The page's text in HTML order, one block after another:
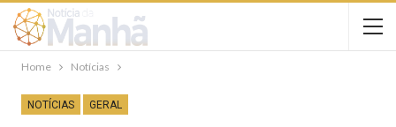
Home Notícias
NOTÍCIAS GERAL